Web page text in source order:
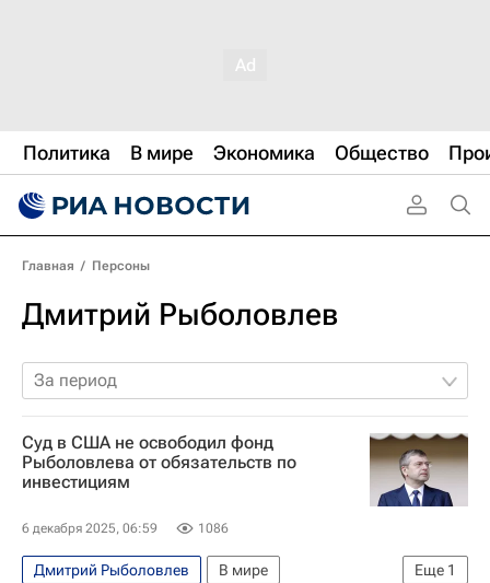
Политика В мире Экономика Общество
Главная / Персоны
Дмитрий Рыболовлев
За период
Суд в США не освободил фонд
Рыболовлева от обязательств по
инвестициям
6 декабря 2025, 06:59 1086
Еще 1
Дмитрий Рыболовлев
В мире